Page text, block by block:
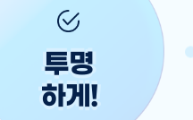
투명
하게!